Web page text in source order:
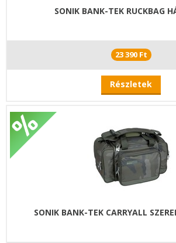
SONIK BANK-TEK RUCKBAG
23 390 Ft
Részletek
SONIK BANK-TEK CARRYALL